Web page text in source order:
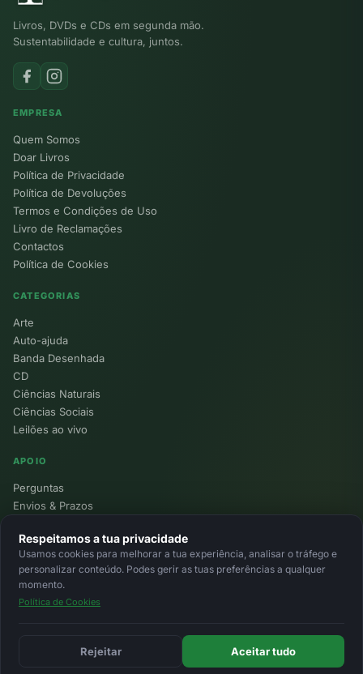
Livros, DVDs e CDs em segunda mão.
Sustentabilidade e cultura, juntos.
EMPRESA
Quem Somos
Doar Livros
Política de Privacidade
Política de Devoluções
Termos e Condições de Uso
Livro de Reclamações
Contactos
Política de Cookies
CATEGORIAS
Arte
Auto-ajuda
Banda Desenhada
CD
Ciências Naturais
Ciências Sociais
Leilões ao vivo
APOIO
Perguntas
Envios & Prazos
Devoluções
Minha Conta
© 2026 Ecolivros. Todos os direitos reservados.
Respeitamos a tua privacidade
Usamos cookies para melhorar a tua experiência, analisar o tráfego e
personalizar conteúdo. Podes gerir as tuas preferências a qualquer
momento.
Política de Cookies
Rejeitar Aceitar tudo